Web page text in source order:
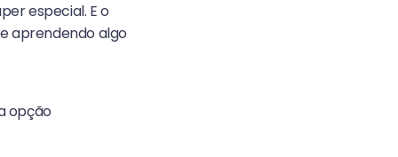
especial. E o
aprendendo algo
opção